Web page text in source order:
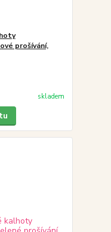
prošívání,
skladem